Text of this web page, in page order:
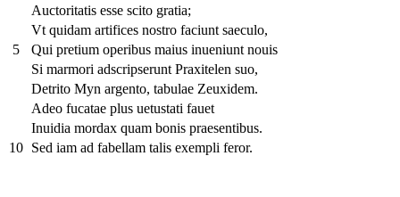
Auctoritatis esse scito gratia;
Vt quidam artifices nostro faciunt saeculo,
5
Qui pretium operibus maius inueniunt nouis
Si marmori adscripserunt Praxitelen suo,
Detrito Myn argento, tabulae Zeuxidem.
Adeo fucatae plus uetustati fauet
Inuidia mordax quam bonis praesentibus.
10
Sed iam ad fabellam talis exempli feror.